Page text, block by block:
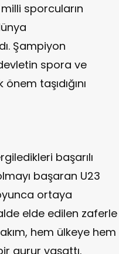
sporcuların
Şampiyon
spora ve
taşıdığını
başarılı
başaran U23
ortaya
elde edilen zaferle
hem ülkeye hem
gurur yaşattı.